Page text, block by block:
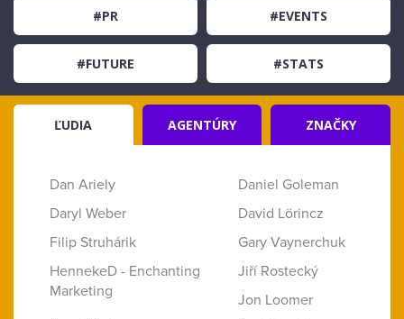
#PR #EVENTS
#FUTURE #STATS
ĽUDIA AGENTÚRY ZNAČKY
Dan Ariely
Daniel Goleman
Daryl Weber
David Lörincz
Filip Struhárik
Gary Vaynerchuk
HennekeD - Enchanting
Marketing
Jiří Rostecký
Jon Loomer